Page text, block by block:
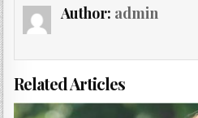
Author: admin
Related Articles